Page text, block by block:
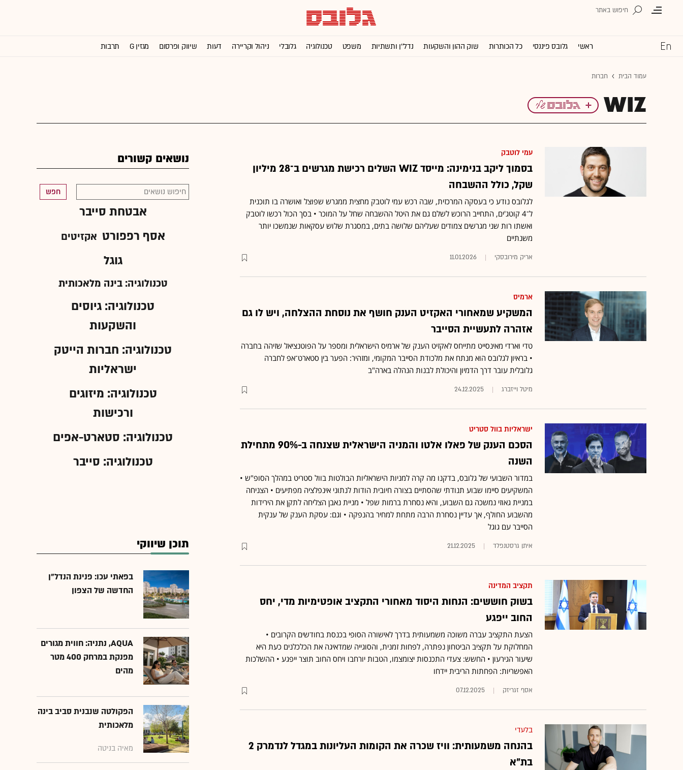
ראשי גלובס פיננסי כל הכותרות שוק ההון והשקעות נדל''ן ותשתיות משפט טכנולוגיה גלובלי ניהול וקריירה דעות שיווק ופרסום מגזין G תרבות
עמוד הבית חברות
WIZ
עמי לוטבק
בסמוך ליקב בנימינה: מייסד WIZ השלים רכישת מגרשים ב־28 מיליון
שקל, כולל ההשבחה
לגלובס נודע כי בעסקה המרכזית, שבה רכש עמי לוטבק מחצית ממגרש שפוצל ואושרה בו תוכנית
ל־4 קוטג'ים, התחייב הרוכש לשלם גם את היטל ההשבחה שחל על המוכר • בסך הכול רכשו לוטבק
ואשתו רות שני מגרשים צמודים שעליהם שלושה בתים, במסגרת שלוש עסקאות שנמשכו יותר
משנתיים
אריק מירובסקי 11.01.2026
ארמיס
המשקיע שמאחורי האקזיט הענק חושף את נוסחת ההצלחה, ויש לו גם
אזהרה לתעשיית הסייבר
טדי וארדי מאינסייט מתייחס לאקזיט הענק של ארמיס הישראלית ומספר על הפוטנציאל שזיהה בחברה
• בראיון לגלובס הוא מנתח את מלכודת הסייבר המקומי, ומזהיר: הפער בין סטארט־אפ לחברה
גלובלית עובר דרך הדמיון והיכולת לבנות הנהלה בארה"ב
מיטל וייזברג 24.12.2025
ישראליות בוול סטריט
הסכם הענק של פאלו אלטו והמניה הישראלית שצנחה ב-90% מתחילת
השנה
במדור השבועי של גלובס, בדקנו מה קרה למניות הישראליות הבולטות בוול סטריט במהלך הסופ"ש •
המשקיעים סיימו שבוע תנודתי שהסתיים בצורה חיובית הודות לנתוני אינפלציה מפתיעים • הצניחה
במניית גאוזי נמשכה גם השבוע, והיא נסחרת ברמות שפל • מניית נאבן הצליחה לתקן את הירידות
מהשבוע החולף, אך עדיין נסחרת הרבה מתחת למחיר בהנפקה • וגם: עסקת הענק של ענקית
הסייבר עם גוגל
איתן גרסטנפלד 21.12.2025
תקציב המדינה
בשוק חוששים: הנחות היסוד מאחורי התקציב אופטימיות מדי, יחס
החוב ייפגע
הצעת התקציב עברה משוכה משמעותית בדרך לאישורה הסופי בכנסת בחודשים הקרובים •
המחלוקת על תקציב הביטחון נפתרה, לפחות זמנית, והסוגייה שמדאיגה את הכלכלנים כעת היא
שיעור הגירעון • החשש: צעדי התכנסות יצומצמו, הטבות יורחבו ויחס החוב תוצר ייפגע • ההשלכות
האפשריות: הפחתות הריבית יידחו
אסף זגריזק 07.12.2025
בלעדי
בהנחה משמעותית: וויז שכרה את הקומות העליונות במגדל לנדמרק 2
בת"א
נושאים קשורים
חפש
אבטחת סייבר
אסף רפפורט אקזיטים
גוגל
טכנולוגיה: בינה מלאכותית
טכנולוגיה: גיוסים
והשקעות
טכנולוגיה: חברות הייטק
ישראליות
טכנולוגיה: מיזוגים
ורכישות
טכנולוגיה: סטארט-אפים
טכנולוגיה: סייבר
תוכן שיווקי
בפאתי עכו: פנינת הנדל"ן
החדשה של הצפון
AQUA, נתניה: חווית מגורים
מפנקת במרחק 400 מטר
מהים
הפקולטה שנבנית סביב בינה
מלאכותית
מאיה בניטה